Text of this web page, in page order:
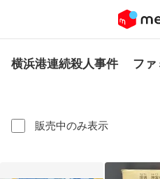
横浜港連続殺人事件 ファ
販売中のみ表示